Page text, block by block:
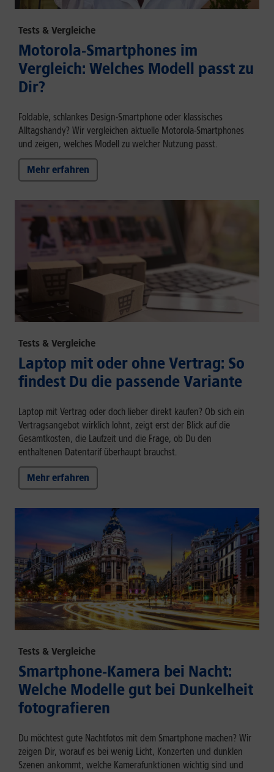
Tests & Vergleiche
Motorola-Smartphones im
Vergleich: Welches Modell passt zu
Dir?
Foldable, schlankes Design-Smartphone oder klassisches
Alltagshandy? Wir vergleichen aktuelle Motorola-Smartphones
und zeigen, welches Modell zu welcher Nutzung passt.
Mehr erfahren
Tests & Vergleiche
Laptop mit oder ohne Vertrag: So
findest Du die passende Variante
Laptop mit Vertrag oder doch lieber direkt kaufen? Ob sich ein
Vertragsangebot wirklich lohnt, zeigt erst der Blick auf die
Gesamtkosten, die Laufzeit und die Frage, ob Du den
enthaltenen Datentarif überhaupt brauchst.
Mehr erfahren
Tests & Vergleiche
Smartphone-Kamera bei Nacht:
Welche Modelle gut bei Dunkelheit
fotografieren
Du möchtest gute Nachtfotos mit dem Smartphone machen? Wir
zeigen Dir, worauf es bei wenig Licht, Konzerten und dunklen
Szenen ankommt, welche Kamerafunktionen wichtig sind und